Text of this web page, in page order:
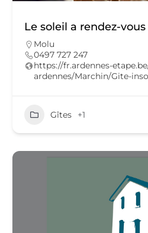
Le soleil a rendez-
Molu
0497 727 247
https://fr.ardennes-
ardennes/Marchin/Gite-
Gîtes +1